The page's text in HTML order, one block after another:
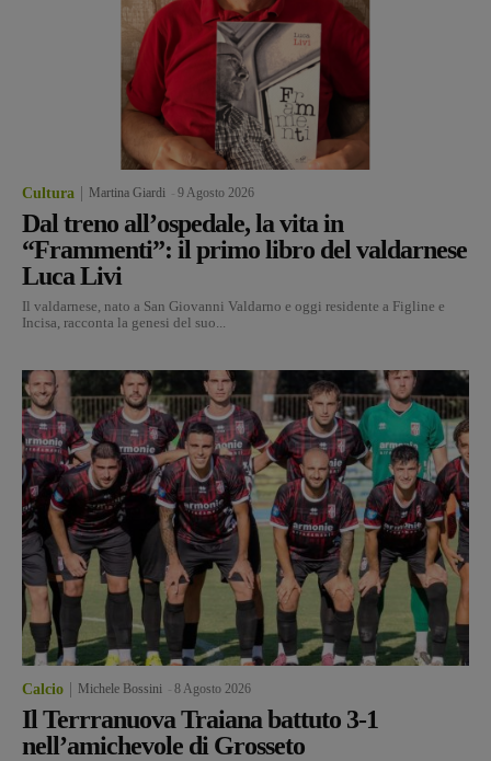
Cultura Martina Giardi 9 Agosto 2026
Dal treno all’ospedale, la vita in
“Frammenti”: il primo libro del valdarnese
Luca Livi
Il valdarnese, nato a San Giovanni Valdarno e oggi residente a Figline e
Incisa, racconta la genesi del suo...
Calcio Michele Bossini 8 Agosto 2026
Il Terrranuova Traiana battuto 3-1
nell’amichevole di Grosseto